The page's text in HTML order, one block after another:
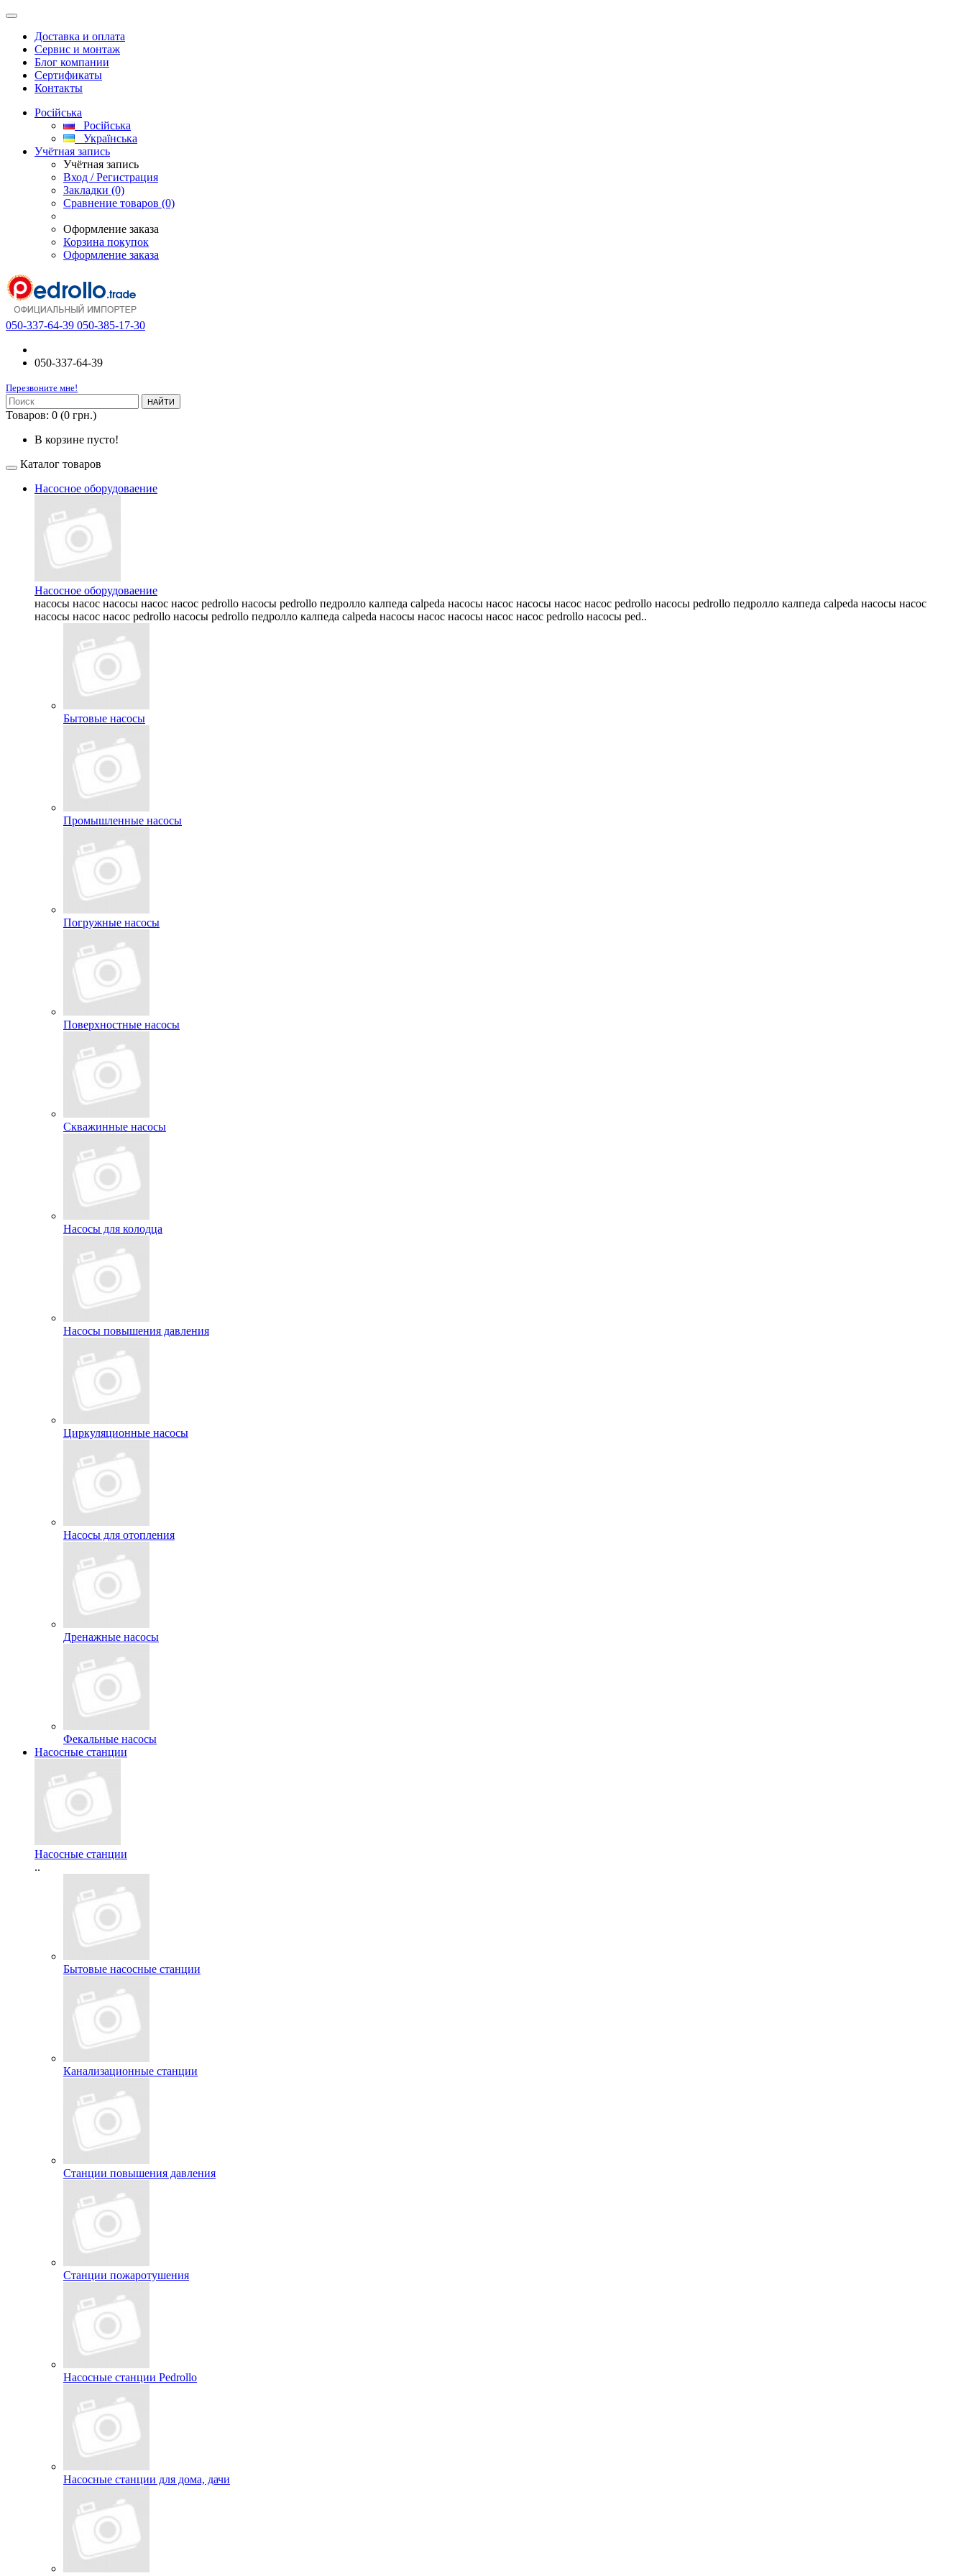
Доставка и оплата
Сервис и монтаж
Блог компании
Сертификаты
Контакты
Російська
Російська
Українська
Учётная запись
Учётная запись
Вход / Регистрация
Закладки (0)
Сравнение товаров (0)
Оформление заказа
Корзина покупок
Оформление заказа
050-337-64-39 050-385-17-30
050-337-64-39
Перезвоните мне!
НАЙТИ
Товаров: 0 (0 грн.)
В корзине пусто!
Каталог товаров
Насосное оборудоваение
Насосное оборудоваение
насосы насос насосы насос насос pedrollo насосы pedrollo педролло калпеда calpeda насосы насос насосы насос насос pedrollo насосы pedrollo педролло калпеда calpeda насосы насос
насосы насос насос pedrollo насосы pedrollo педролло калпеда calpeda насосы насос насосы насос насос pedrollo насосы ped..
Бытовые насосы
Промышленные насосы
Погружные насосы
Поверхностные насосы
Скважинные насосы
Насосы для колодца
Насосы повышения давления
Циркуляционные насосы
Насосы для отопления
Дренажные насосы
Фекальные насосы
Насосные станции
Насосные станции
..
Бытовые насосные станции
Канализационные станции
Станции повышения давления
Станции пожаротушения
Насосные станции Pedrollo
Насосные станции для дома, дачи